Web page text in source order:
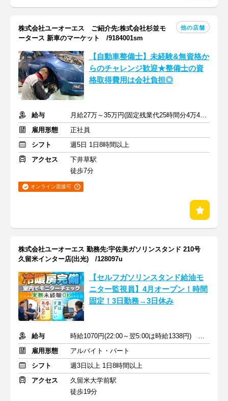
株式会社ユーオーエス ご紹介先:株式会社杉並モ
ータース 新車のマーケット /9184001sm
他の店舗
【自動車整備士】未経験&無資格か
らのチャレンジ歓迎★整備士の資
格取得費用は会社負担◎
給与
月給27万～35万円(固定残業代25時間分4万4000円含む)＋交通費
雇用形態
正社員
シフト
週5日 1日8時間以上
アクセス
下井草駅
徒歩7分
オンライン面接可
株式会社ユーオーエス 勤務先:宇佐美ガソリンスタンド 210号
久留米インター店(出光) /128097u
【セルフガソリンスタンド給油モ
ニター監視員】4月オープン！時間
固定！3日勤務→3日休み
給与
時給1070円(22:00～翌5:00は時給1338円) ＋交通費
雇用形態
アルバイト・パート
シフト
週3日以上 1日8時間以上
アクセス
久留米大学前駅
徒歩19分